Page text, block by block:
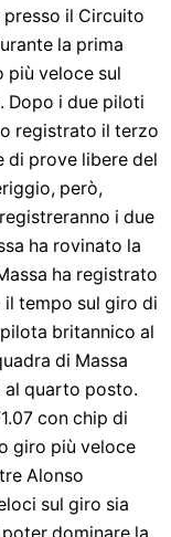
presso il Circuito
la prima
più veloce sul
Dopo i due piloti
registrato il terzo
di prove libere del
però,
i due
ha rovinato la
ha registrato
il tempo sul giro di
britannico al
di Massa
al quarto posto.
con chip di
giro più veloce
Alonso
sul giro sia